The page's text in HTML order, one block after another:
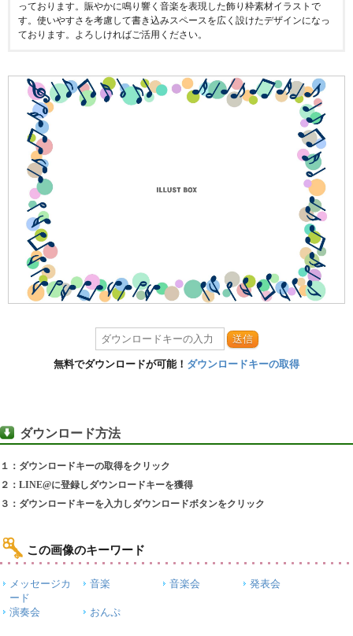
っております。賑やかに鳴り響く音楽を表現した飾り枠素材イラストで
す。使いやすさを考慮して書き込みスペースを広く設けたデザインになっ
ております。よろしければご活用ください。
送信
無料でダウンロードが可能！ ダウンロードキーの取得
ダウンロード方法
１：ダウンロードキーの取得をクリック
２：LINE@に登録しダウンロードキーを獲得
３：ダウンロードキーを入力しダウンロードボタンをクリック
この画像のキーワード
メッセージカ
ード
音楽 音楽会 発表会
演奏会 おんぷ